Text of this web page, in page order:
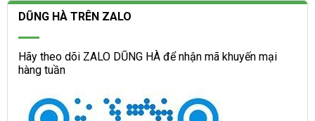
DŨNG HÀ TRÊN ZALO
Hãy theo dõi ZALO DŨNG HÀ để nhận mã khuyến mại
hàng tuần